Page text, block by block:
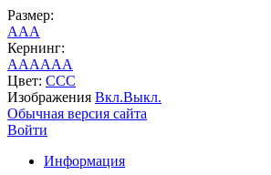
Размер:
AAA
Кернинг:
AAAAAA
Цвет: CCC
Изображения Вкл.Выкл.
Обычная версия сайта
Войти
Информация